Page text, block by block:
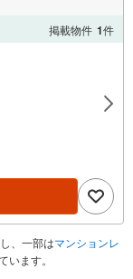
掲載物件 1件
、一部はマンションレ
ます。